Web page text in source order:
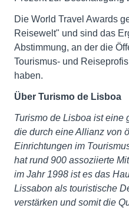
Die World Travel Awards
Reisewelt" und sind das
Abstimmung, an der die
Tourismus- und
haben.
Über Turismo de Lisboa
Turismo de Lisboa ist eine
die durch eine Allianz von
Einrichtungen im
hat rund 900 assoziierte
im Jahr 1998 ist es das
Lissabon als touristische
verstärken und somit die